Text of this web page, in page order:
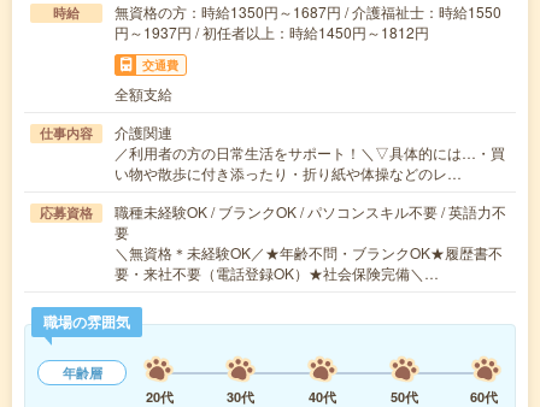
時給
無資格の方：時給1350円～1687円 / 介護福祉士：時給1550
円～1937円 / 初任者以上：時給1450円～1812円
交通費
全額支給
仕事内容
介護関連
／利用者の方の日常生活をサポート！＼▽具体的には…・買
い物や散歩に付き添ったり・折り紙や体操などのレ…
応募資格
職種未経験OK / ブランクOK / パソコンスキル不要 / 英語力不
要
＼無資格＊未経験OK／★年齢不問・ブランクOK★履歴書不
要・来社不要（電話登録OK）★社会保険完備＼…
職場の雰囲気
年齢層
20代
30代 40代 50代
60代